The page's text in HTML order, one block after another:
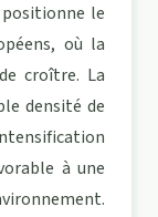
le
où la
croître. La
densité de
à une